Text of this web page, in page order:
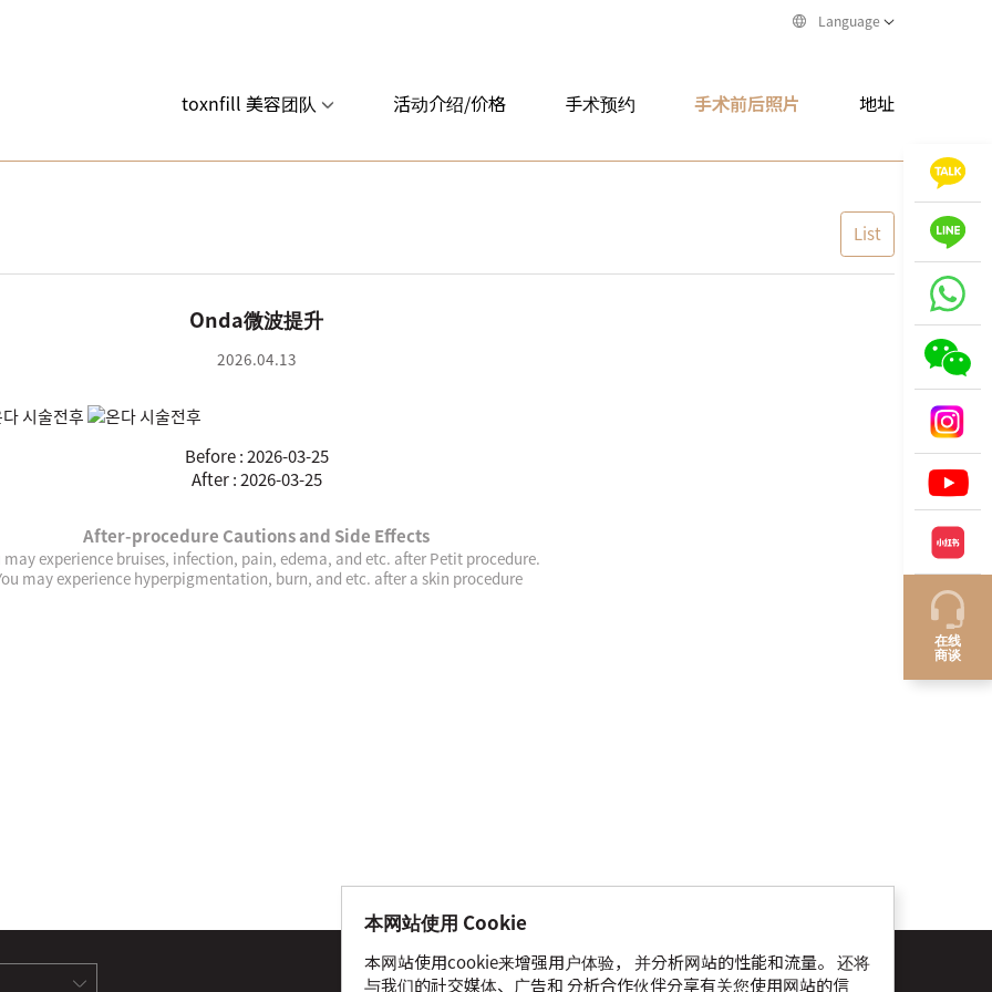
Language
toxnfill 美容团队 活动介绍/价格 手术预约 手术前后照片 地址
List
Onda微波提升
2026.04.13
Before : 2026-03-25
After : 2026-03-25
After-procedure Cautions and Side Effects
may experience bruises, infection, pain, edema, and etc. after Petit procedure.
may experience hyperpigmentation, burn, and etc. after a skin procedure
查看详情内容 个人信息保护和政策 cookie使用告知
在线
商谈
本网站使用 Cookie
本网站使用cookie来增强用户体验， 并分析网站的性能和流量。 还将
与我们的社交媒体、广告和 分析合作伙伴分享有关您使用网站的信